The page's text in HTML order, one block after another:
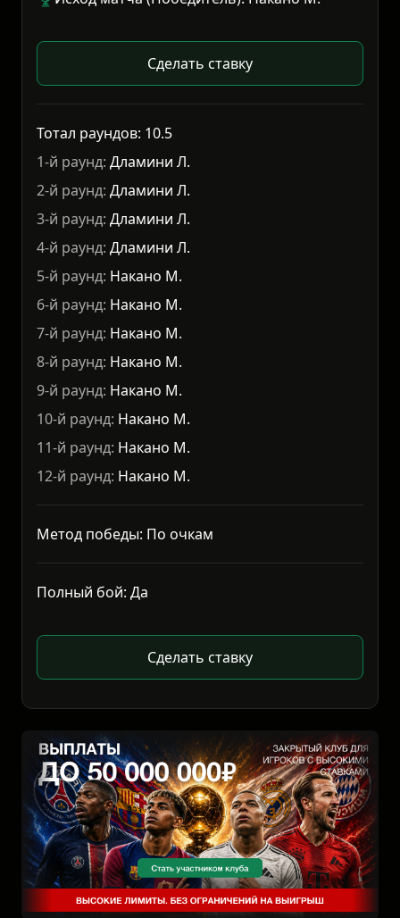
Сделать ставку
Тотал раундов: 10.5
1-й раунд: Дламини Л.
2-й раунд: Дламини Л.
3-й раунд: Дламини Л.
4-й раунд: Дламини Л.
5-й раунд: Накано М.
6-й раунд: Накано М.
7-й раунд: Накано М.
8-й раунд: Накано М.
9-й раунд: Накано М.
10-й раунд: Накано М.
11-й раунд: Накано М.
12-й раунд: Накано М.
Метод победы: По очкам
Полный бой: Да
Сделать ставку